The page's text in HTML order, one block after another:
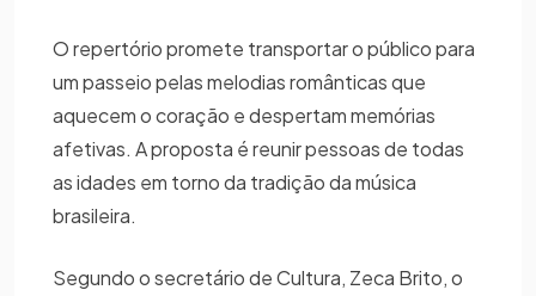
O repertório promete transportar o público para
um passeio pelas melodias românticas que
aquecem o coração e despertam memórias
afetivas. A proposta é reunir pessoas de todas
as idades em torno da tradição da música
brasileira.
Segundo o secretário de Cultura, Zeca Brito, o